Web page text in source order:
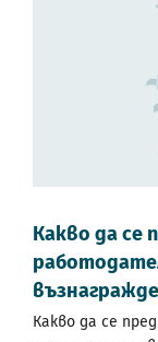
Какво да се
Какво да се